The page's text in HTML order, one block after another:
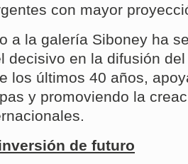
con mayor
a la galería Siboney ha
decisivo en la difusión
los últimos 40 años,
y promoviendo la
de futuro